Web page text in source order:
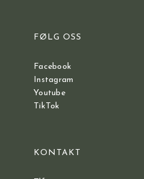
FØLG OSS
Facebook
Instagram
Youtube
TikTok
KONTAKT